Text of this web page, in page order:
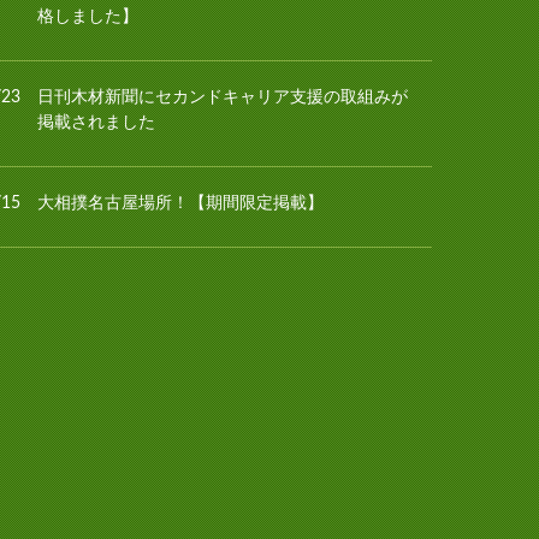
格しました】
日刊木材新聞にセカンドキャリア支援の取組みが
掲載されました
大相撲名古屋場所！【期間限定掲載】
夏季休業日のお知らせ
林経新聞にセカンドキャリア支援の取組みが掲載
されました
安青錦関・安治川部屋との熱い交流！